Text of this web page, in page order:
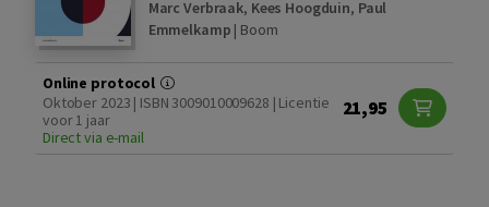
Marc Verbraak, Kees Hoogduin, Paul
Emmelkamp | Boom
Online protocol
Oktober 2023 | ISBN 3009010009628 | Licentie
voor 1 jaar
Direct via e-mail
21,95